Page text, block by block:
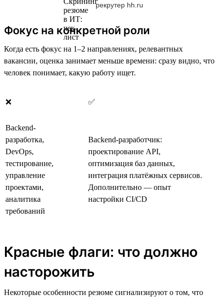
рекрутер hh.ru
Фокус на конкретной роли
Когда есть фокус на 1–2 направлениях, релевантных
вакансии, оценка занимает меньше времени: сразу видно, что
человек понимает, какую работу ищет.
❌ ✅
Backend-
разработка,
DevOps,
тестирование,
управление
проектами,
аналитика
требований
Backend-разработчик:
проектирование API,
оптимизация баз данных,
интеграция платёжных сервисов.
Дополнительно — опыт
настройки CI/CD
Красные флаги: что должно
насторожить
Некоторые особенности резюме сигнализируют о том, что